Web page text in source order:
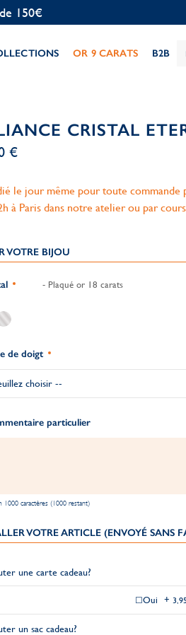
OR 9 CARATS B2B
CRISTAL
€
le jour même pour toute commande
à Paris dans notre atelier ou par
VOTRE BIJOU
- Plaqué or 18 carats
de doigt
particulier
1000 caractères (1000 restant)
VOTRE ARTICLE (ENVOYÉ SANS
une carte cadeau?
Oui +
un sac cadeau?